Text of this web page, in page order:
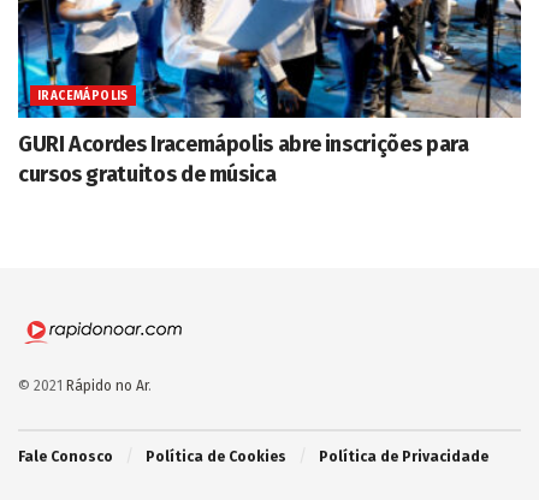
IRACEMÁPOLIS
GURI Acordes Iracemápolis abre inscrições para
cursos gratuitos de música
© 2021 Rápido no Ar.
Fale Conosco Política de Cookies Política de Privacidade